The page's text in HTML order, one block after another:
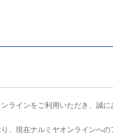
ラインをご利用いただき、誠に
、現在ナルミヤオンラインへ